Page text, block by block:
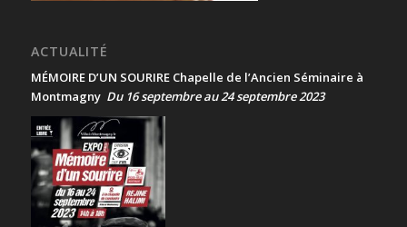
ACTUALITÉ
MÉMOIRE D’UN SOURIRE Chapelle de l’Ancien Séminaire à
Montmagny Du 16 septembre au 24 septembre 2023